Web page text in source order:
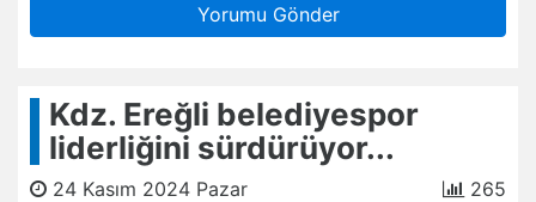
Yorumu Gönder
Kdz. Ereğli belediyespor
liderliğini sürdürüyor...
24 Kasım 2024 Pazar 265